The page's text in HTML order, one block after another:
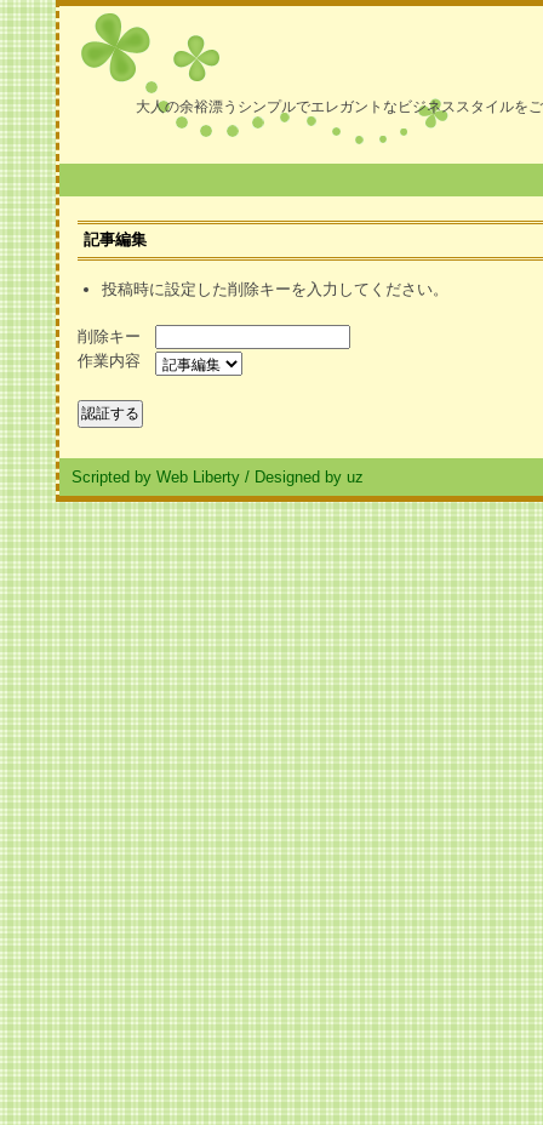
大人の余裕漂うシンプルでエレガントなビジネススタイルを
記事編集
投稿時に設定した削除キーを入力してください。
削除キー
作業内容
Scripted by Web Liberty / Designed by uz